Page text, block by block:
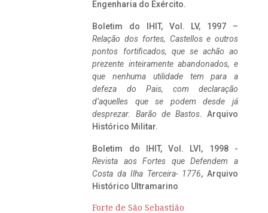
Engenharia do Exército.
Boletim do IHIT, Vol. LV, 1997 –
Relação dos fortes, Castellos e outros
pontos fortificados, que se achão ao
prezente inteiramente abandonados, e
que nenhuma utilidade tem para a
defeza do Pais, com declaração
d’aquelles que se podem desde já
desprezar. Barão de Bastos. Arquivo
Histórico Militar.
Boletim do IHIT, Vol. LVI, 1998 -
Revista aos Fortes que Defendem a
Costa da Ilha Terceira- 1776, Arquivo
Histórico Ultramarino
Forte de São Sebastião